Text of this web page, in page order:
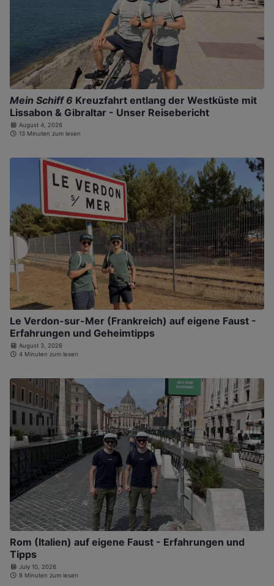
Mein Schiff 6 Kreuzfahrt entlang der Westküste mit
Lissabon & Gibraltar - Unser Reisebericht
August 4, 2026
13 Minuten zum lesen
Le Verdon-sur-Mer (Frankreich) auf eigene Faust -
Erfahrungen und Geheimtipps
August 3, 2026
4 Minuten zum lesen
Rom (Italien) auf eigene Faust - Erfahrungen und
Tipps
July 10, 2026
8 Minuten zum lesen